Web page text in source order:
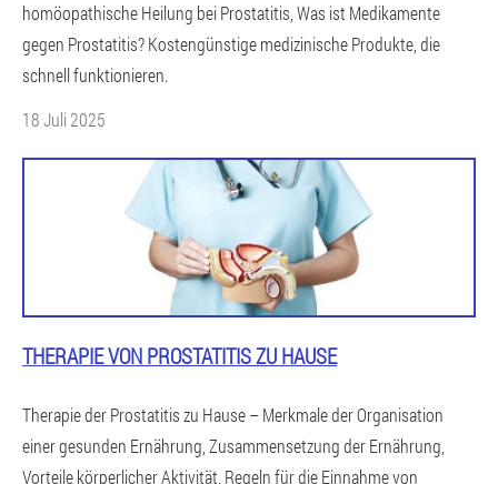
homöopathische Heilung bei Prostatitis, Was ist Medikamente
gegen Prostatitis? Kostengünstige medizinische Produkte, die
schnell funktionieren.
18 Juli 2025
THERAPIE VON PROSTATITIS ZU HAUSE
Therapie der Prostatitis zu Hause – Merkmale der Organisation
einer gesunden Ernährung, Zusammensetzung der Ernährung,
Vorteile körperlicher Aktivität, Regeln für die Einnahme von